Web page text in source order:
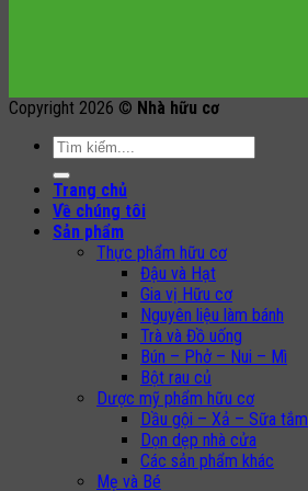
Copyright 2026 © Nhà hữu cơ
Search
Trang chủ
Về chúng tôi
Sản phẩm
Thực phẩm hữu cơ
Đậu và Hạt
Gia vị Hữu cơ
Nguyên liệu làm bánh
Trà và Đồ uống
Bún – Phở – Nui – Mì
Bột rau củ
Dược mỹ phẩm hữu cơ
Dầu gội – Xả – Sữa tắm
Dọn dẹp nhà cửa
Các sản phẩm khác
Mẹ và Bé